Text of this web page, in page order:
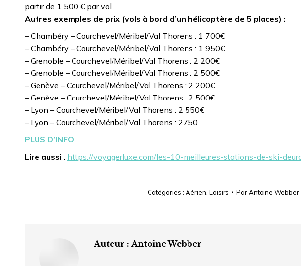
partir de 1 500 € par vol .
Autres exemples de prix (vols à bord d’un hélicoptère de 5 places) :
– Chambéry – Courchevel/Méribel/Val Thorens : 1 700€
– Chambéry – Courchevel/Méribel/Val Thorens : 1 950€
– Grenoble – Courchevel/Méribel/Val Thorens : 2 200€
– Grenoble – Courchevel/Méribel/Val Thorens : 2 500€
– Genève – Courchevel/Méribel/Val Thorens : 2 200€
– Genève – Courchevel/Méribel/Val Thorens : 2 500€
– Lyon – Courchevel/Méribel/Val Thorens : 2 550€
– Lyon – Courchevel/Méribel/Val Thorens : 2750
PLUS D’INFO
Lire aussi : https://voyagerluxe.com/les-10-meilleures-stations-de-ski-
Catégories : Aérien Loisirs ParAntoine Webber
Auteur : Antoine Webber